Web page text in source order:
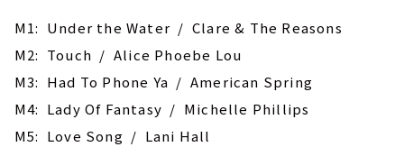
M1: Under the Water / Clare & The Reasons
M2: Touch / Alice Phoebe Lou
M3: Had To Phone Ya / American Spring
M4: Lady Of Fantasy / Michelle Phillips
M5: Love Song / Lani Hall